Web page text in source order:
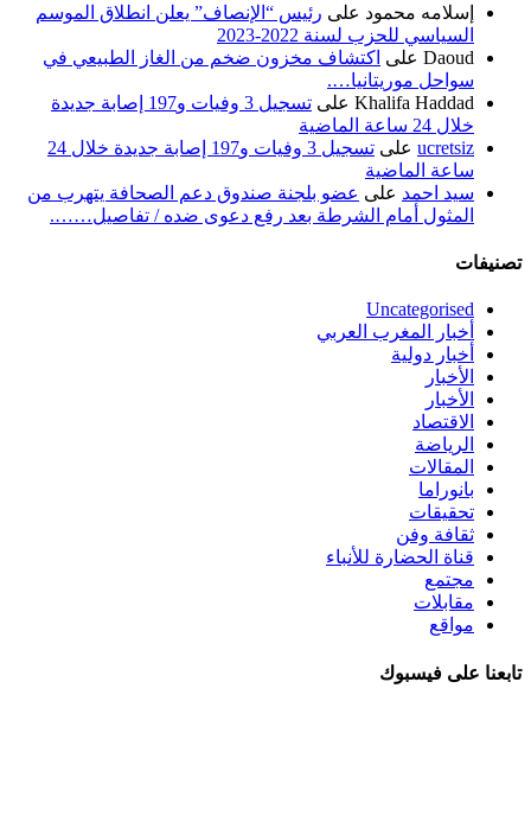
إسلامه محمود على رئيس “الإنصاف” يعلن انطلاق الموسم
السياسي للحزب لسنة 2022-2023
Daoud على اكتشاف مخزون ضخم من الغاز الطبيعي في
سواحل موريتانيا….
Khalifa Haddad على
تسجيل 3 وفيات و197 إصابة جديدة
خلال 24 ساعة الماضية
ucretsiz على
تسجيل 3 وفيات و197 إصابة جديدة خلال 24
ساعة الماضية
سيد احمد على عضو بلجنة صندوق دعم الصحافة يتهرب من
المثول أمام الشرطة بعد رفع دعوى ضده / تفاصيل…….
تصنيفات
Uncategorised
أخبار المغرب العربي
أخبار دولية
الأخبار
الأخبار
الاقتصاد
الرياضة
المقالات
بانوراما
تحقيقات
ثقافة وفن
قناة الحضارة للأنباء
مجتمع
مقابلات
مواقع
تابعنا على فيسبوك